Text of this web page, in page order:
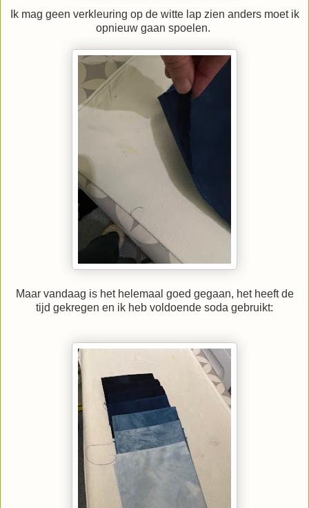
Ik mag geen verkleuring op de witte lap zien anders moet ik
opnieuw gaan spoelen.
Maar vandaag is het helemaal goed gegaan, het heeft de
tijd gekregen en ik heb voldoende soda gebruikt: